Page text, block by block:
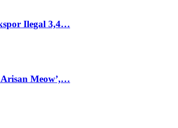
Ilegal 3,4…
Meow’,…